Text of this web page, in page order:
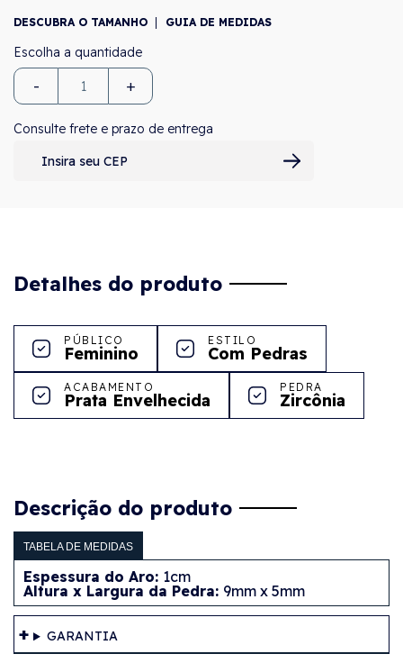
DESCUBRA O TAMANHO GUIA DE MEDIDAS
- +
Consulte frete e prazo de entrega
Detalhes do produto
PÚBLICO
Feminino
ESTILO
Com Pedras
ACABAMENTO
Prata Envelhecida
PEDRA
Zircônia
Descrição do produto
TABELA DE MEDIDAS
Espessura do Aro: 1cm
Altura x Largura da Pedra: 9mm x 5mm
GARANTIA